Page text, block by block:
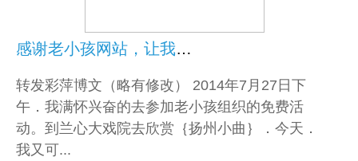
感谢老小孩网站，让我快乐的享受了美好一天，免 费｛欣赏扬州小曲｝
转发彩萍博文（略有修改） 2014年7月27日下
午．我满怀兴奋的去参加老小孩组织的免费活
动。到兰心大戏院去欣赏｛扬州小曲｝．今天．
我又可...